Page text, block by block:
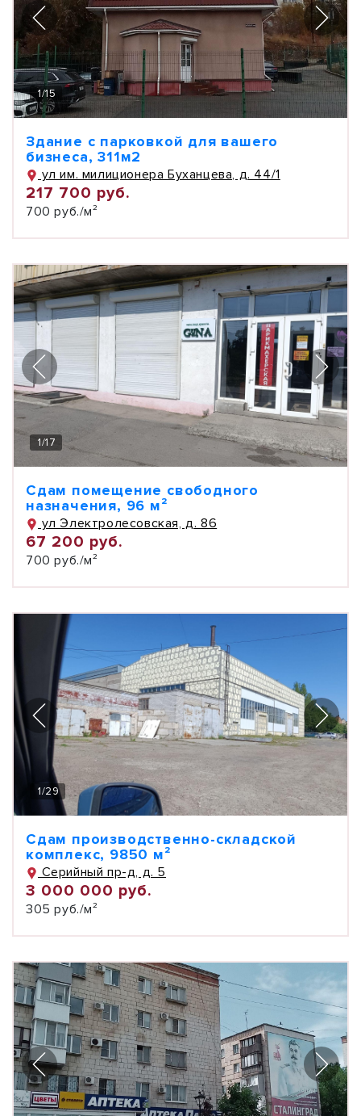
1/15
Здание с парковкой для вашего
бизнеса, 311м2
ул им. милиционера Буханцева, д. 44/1
217 700 руб.
700 руб./м²
1/17
Сдам помещение свободного
назначения, 96 м²
ул Электролесовская, д. 86
67 200 руб.
700 руб./м²
1/29
Сдам производственно-складской
комплекс, 9850 м²
Серийный пр-д, д. 5
3 000 000 руб.
305 руб./м²